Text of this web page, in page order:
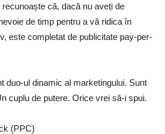
că, dacă nu aveți de
de timp pentru a vă ridica în
este completat de publicitate pay-per-
duo-ul dinamic al marketingului. Sunt
cuplu de putere. Orice vrei să-i spui.
(PPC)